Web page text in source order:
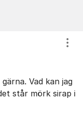
Vad kan jag
står mörk sirap i